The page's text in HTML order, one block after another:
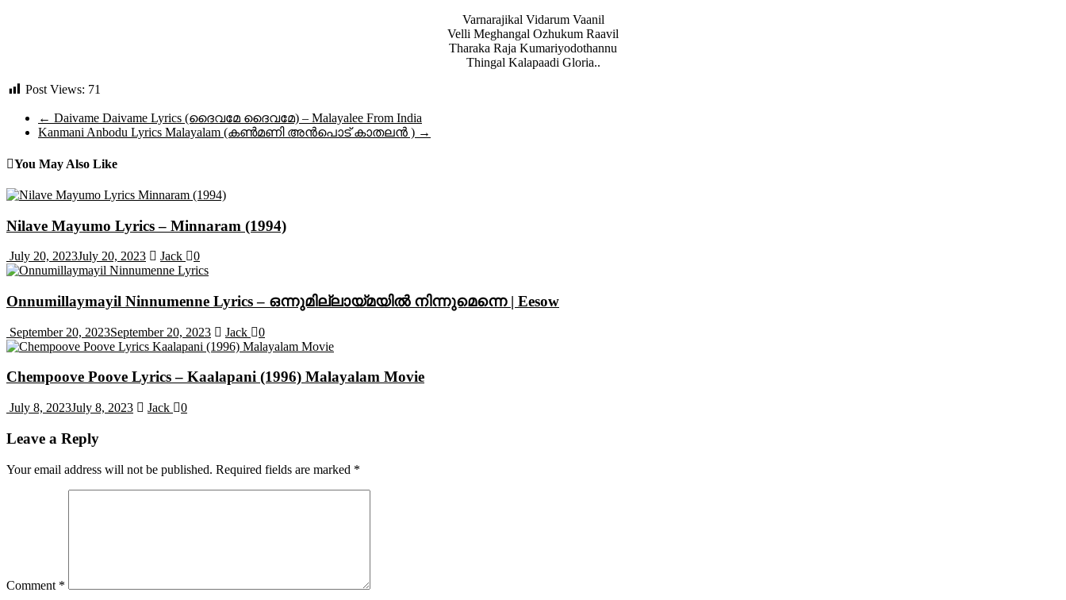
Varnarajikal Vidarum Vaanil
Velli Meghangal Ozhukum Raavil
Tharaka Raja Kumariyodothannu
Thingal Kalapaadi Gloria..
Post Views: 71
← Daivame Daivame Lyrics (ദൈവമേ ദൈവമേ) – Malayalee From India
Kanmani Anbodu Lyrics Malayalam (കൺമണി അൻപൊട് കാതലൻ ) →
You May Also Like
Nilave Mayumo Lyrics – Minnaram (1994)
July 20, 2023July 20, 2023 Jack 0
Onnumillaymayil Ninnumenne Lyrics – ഒന്നുമില്ലായ്മയിൽ നിന്നുമെന്നെ | Eesow
September 20, 2023September 20, 2023 Jack 0
Chempoove Poove Lyrics – Kaalapani (1996) Malayalam Movie
July 8, 2023July 8, 2023 Jack 0
Leave a Reply
Your email address will not be published. Required fields are marked *
Comment *